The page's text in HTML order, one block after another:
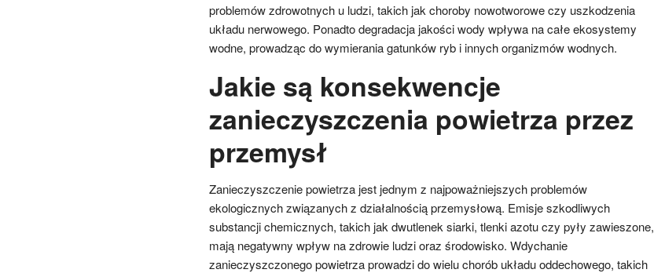
problemów zdrowotnych u ludzi, takich jak choroby nowotworowe czy uszkodzenia
układu nerwowego. Ponadto degradacja jakości wody wpływa na całe ekosystemy
wodne, prowadząc do wymierania gatunków ryb i innych organizmów wodnych.
Jakie są konsekwencje
zanieczyszczenia powietrza przez
przemysł
Zanieczyszczenie powietrza jest jednym z najpoważniejszych problemów
ekologicznych związanych z działalnością przemysłową. Emisje szkodliwych
substancji chemicznych, takich jak dwutlenek siarki, tlenki azotu czy pyły zawieszone,
mają negatywny wpływ na zdrowie ludzi oraz środowisko. Wdychanie
zanieczyszczonego powietrza prowadzi do wielu chorób układu oddechowego, takich